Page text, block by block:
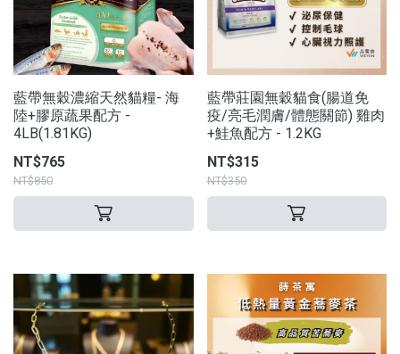
藍帶無穀濃縮天然貓糧- 海
陸+膠原蔬果配方 -
4LB(1.81KG)
NT$765
NT$850
藍帶莊園無穀貓食(腸道免
疫/亮毛潤膚/體態關節) 雞肉
+鮭魚配方 - 1.2KG
NT$315
NT$350